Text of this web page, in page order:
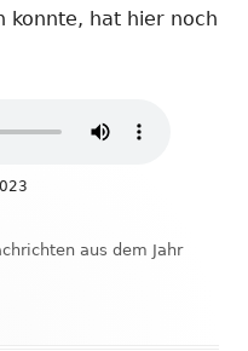
konnte, hat hier noch
aus dem Jahr